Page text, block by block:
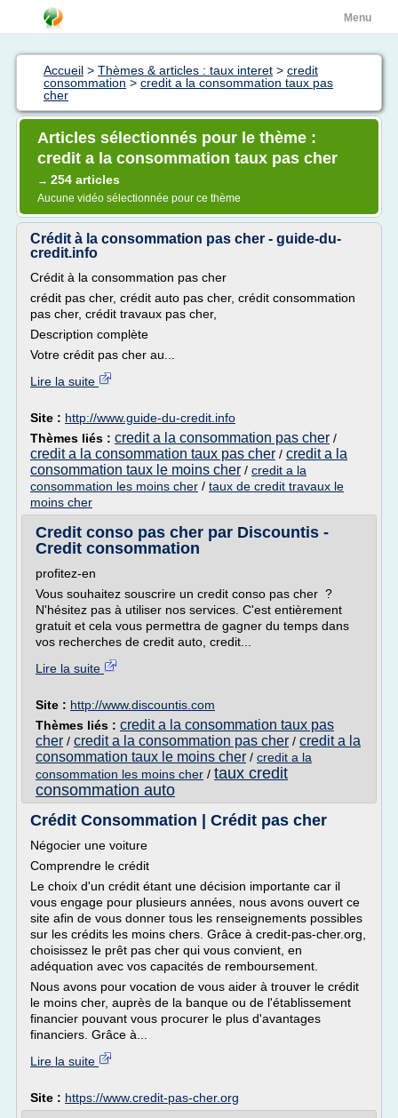
Menu
Accueil > Thèmes & articles : taux interet > credit
consommation > credit a la consommation taux pas
cher
Articles sélectionnés pour le thème :
credit a la consommation taux pas cher
→ 254 articles
Aucune vidéo sélectionnée pour ce thème
Crédit à la consommation pas cher - guide-du-
credit.info
Crédit à la consommation pas cher
crédit pas cher, crédit auto pas cher, crédit consommation
pas cher, crédit travaux pas cher,
Description complète
Votre crédit pas cher au...
Lire la suite
Site : http://www.guide-du-credit.info
Thèmes liés : credit a la consommation pas cher /
credit a la consommation taux pas cher / credit a la
consommation taux le moins cher / credit a la
consommation les moins cher / taux de credit travaux le
moins cher
Credit conso pas cher par Discountis -
Credit consommation
profitez-en
Vous souhaitez souscrire un credit conso pas cher ?
N'hésitez pas à utiliser nos services. C'est entièrement
gratuit et cela vous permettra de gagner du temps dans
vos recherches de credit auto, credit...
Lire la suite
Site : http://www.discountis.com
Thèmes liés : credit a la consommation taux pas
cher / credit a la consommation pas cher / credit a la
consommation taux le moins cher / credit a la
consommation les moins cher / taux credit
consommation auto
Crédit Consommation | Crédit pas cher
Négocier une voiture
Comprendre le crédit
Le choix d'un crédit étant une décision importante car il
vous engage pour plusieurs années, nous avons ouvert ce
site afin de vous donner tous les renseignements possibles
sur les crédits les moins chers. Grâce à credit-pas-cher.org,
choisissez le prêt pas cher qui vous convient, en
adéquation avec vos capacités de remboursement.
Nous avons pour vocation de vous aider à trouver le crédit
le moins cher, auprès de la banque ou de l'établissement
financier pouvant vous procurer le plus d'avantages
financiers. Grâce à...
Lire la suite
Site : https://www.credit-pas-cher.org